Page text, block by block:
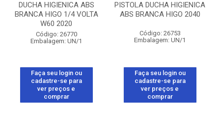
DUCHA HIGIENICA ABS
BRANCA HIGO 1/4 VOLTA
W60 2020
Código: 26770
Embalagem: UN/1
Faça seu login ou
cadastre-se para
ver preços e
comprar
PISTOLA DUCHA HIGIENICA
ABS BRANCA HIGO 2040
Código: 26753
Embalagem: UN/1
Faça seu login ou
cadastre-se para
ver preços e
comprar